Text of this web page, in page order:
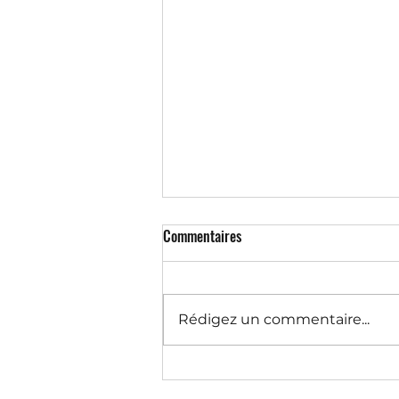
Une imprimante industrielle pour
Commentaires
Rédigez un commentaire...